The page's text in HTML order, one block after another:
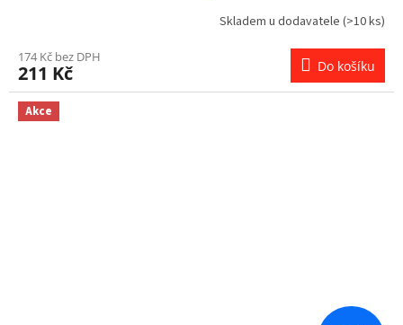
Skladem u dodavatele (>10 ks)
174 Kč bez DPH
211 Kč Do košíku
Akce